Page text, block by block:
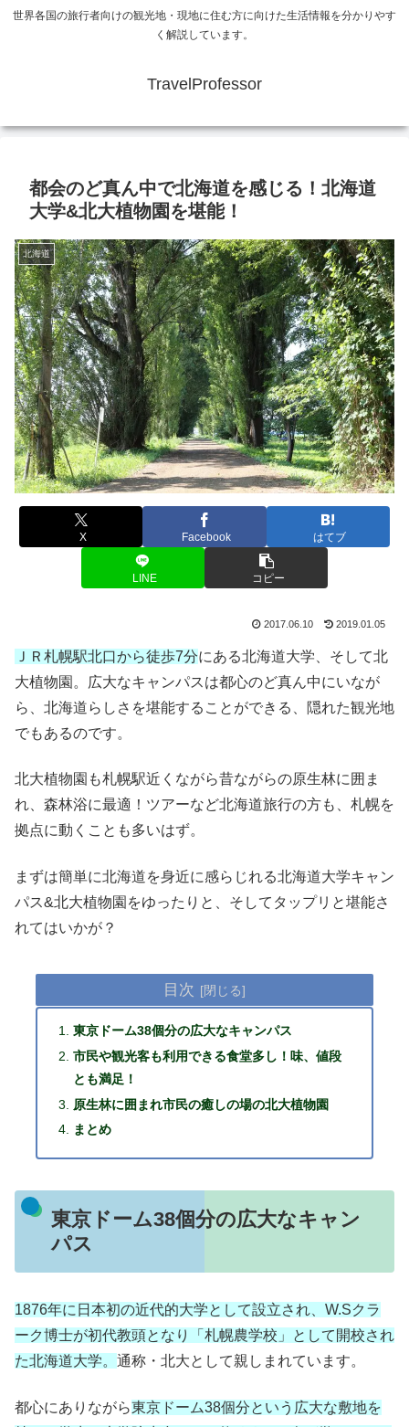
世界各国の旅行者向けの観光地・現地に住む方に向けた生活情報を分かりやす
く解説しています。
TravelProfessor
都会のど真ん中で北海道を感じる！北海道
大学&北大植物園を堪能！
北海道
X Facebook はてブ
LINE コピー
2017.06.10 2019.01.05
ＪＲ札幌駅北口から徒歩7分にある北海道大学、そして北
大植物園。広大なキャンパスは都心のど真ん中にいなが
ら、北海道らしさを堪能することができる、隠れた観光地
でもあるのです。
北大植物園も札幌駅近くながら昔ながらの原生林に囲ま
れ、森林浴に最適！ツアーなど北海道旅行の方も、札幌を
拠点に動くことも多いはず。
まずは簡単に北海道を身近に感らじれる北海道大学キャン
パス&北大植物園をゆったりと、そしてタップリと堪能さ
れてはいかが？
目次
東京ドーム38個分の広大なキャンパス
市民や観光客も利用できる食堂多し！味、値段
とも満足！
原生林に囲まれ市民の癒しの場の北大植物園
まとめ
東京ドーム38個分の広大なキャン
パス
1876年に日本初の近代的大学として設立され、W.Sクラ
ーク博士が初代教頭となり「札幌農学校」として開校され
た北海道大学。 通称・北大として親しまれています。
都心にありながら東京ドーム38個分という広大な敷地を